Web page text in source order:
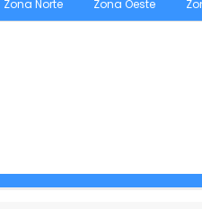
Zona Norte Zona Oeste